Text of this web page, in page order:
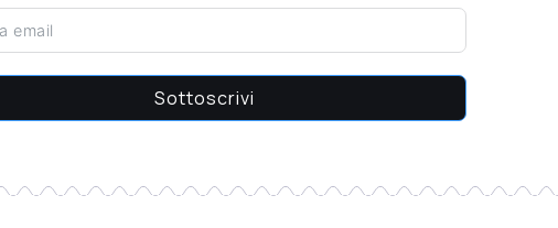
Sottoscrivi